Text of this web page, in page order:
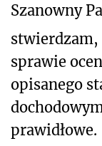
Szanowny
stwierdzam,
sprawie
opisanego
prawidłowe.